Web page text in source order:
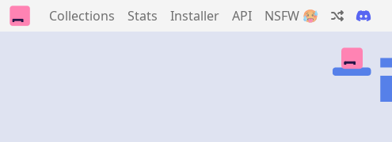
Collections Stats Installer API NSFW 🥵